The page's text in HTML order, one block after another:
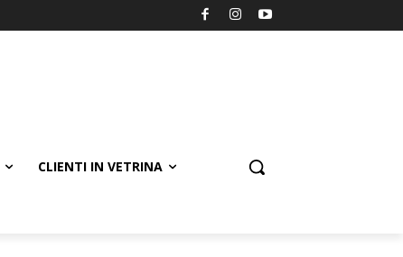
CLIENTI IN VETRINA